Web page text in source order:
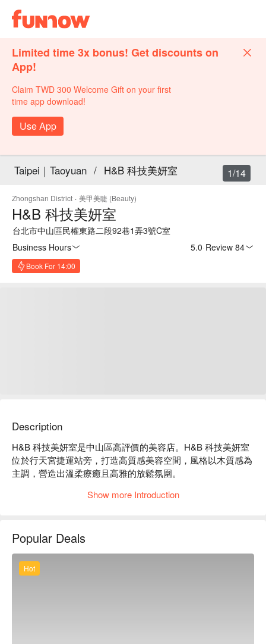
Limited time 3x bonus! Get discounts on
App!
Claim TWD 300 Welcome Gift on your first
time app download!
Use App
Taipei｜Taoyuan / H&B 科技美妍室
Zhongshan District · 美甲美睫 (Beauty)
H&B 科技美妍室
台北市中山區民權東路二段92巷1弄3號C室
Business Hours
5.0 Review 84
Book For 14:00
1/14
Description
H&B 科技美妍室是中山區高評價的美容店。H&B 科技美妍室
位於行天宮捷運站旁，打造高質感美容空間，風格以木質感為
主調，營造出溫柔療癒且高雅的放鬆氛圍。
H&B 科技美妍室服務：我們提供美容、美睫等服務等服務
H&B 科技美妍室預約、H&B 科技美妍室價格、H&B 科技美妍
室優惠立刻查看 ⬇︎
Show more Introduction
Popular Deals
Hot